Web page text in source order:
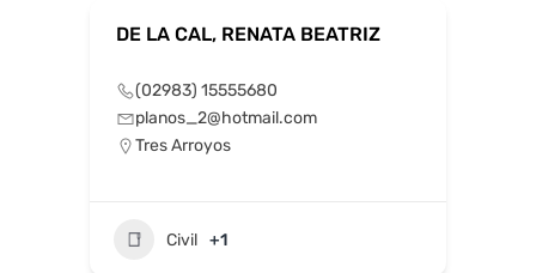
DE LA CAL, RENATA BEATRIZ
(02983) 15555680
planos_2@hotmail.com
Tres Arroyos
Civil +1